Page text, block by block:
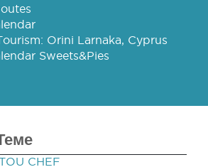
Orini Larnaka, Cyprus
Sweets&Pies
CHEF